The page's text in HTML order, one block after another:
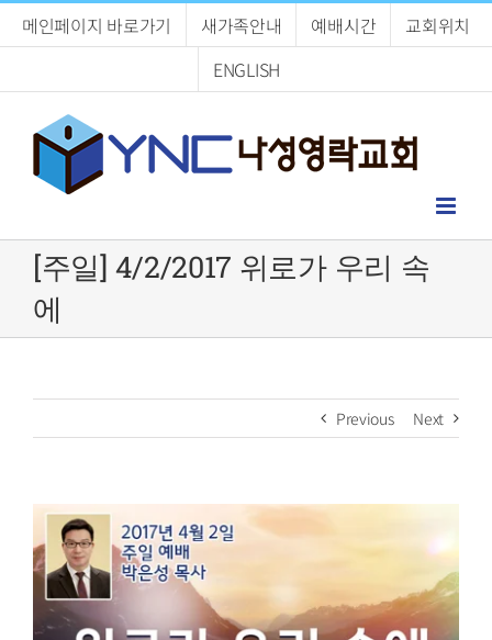
메인페이지 바로가기 새가족안내 예배시간
교회위치
ENGLISH
[주일] 4/2/2017 위로가 우리 속
에
Previous Next